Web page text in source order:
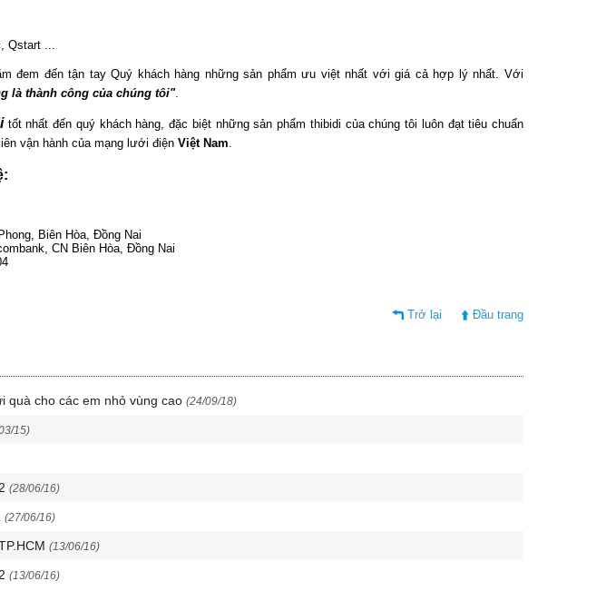
Qstart ...
đem đến tận tay Quý khách hàng những sản phẩm ưu việt nhất với giá cả hợp lý nhất. Với
là thành công của chúng tôi".
tốt nhất đến quý khách hàng, đặc biệt những sản phẩm thibidi của chúng tôi luôn đạt tiêu chuẩn
vận hành của mạng lưới điện Việt Nam.
Biên Hòa, Đồng Nai
CN Biên Hòa, Đồng Nai
Trở lại Đầu trang
quà cho các em nhỏ vùng cao (24/09/18)
15)
(28/06/16)
(27/06/16)
(13/06/16)
(13/06/16)